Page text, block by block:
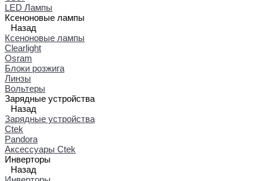
LED Лампы
Ксеноновые лампы
Назад
Ксеноновые лампы
Clearlight
Osram
Блоки розжига
Линзы
Вольтеры
Зарядные устройства
Назад
Зарядные устройства
Ctek
Pandora
Аксессуары Ctek
Инверторы
Назад